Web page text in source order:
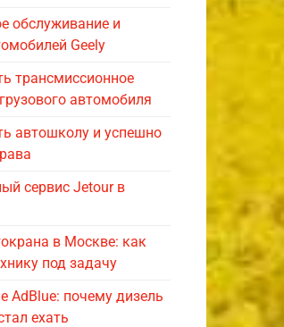
обслуживание и
Geely
трансмиссионное
автомобиля
автошколу и успешно
сервис Jetour в
в Москве: как
под задачу
AdBlue: почему дизель
ехать